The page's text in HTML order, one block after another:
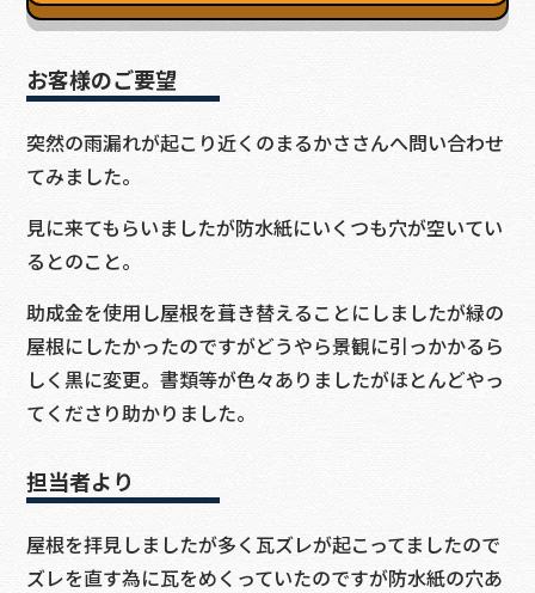
お客様のご要望
突然の雨漏れが起こり近くのまるかささんへ問い合わせ
てみました。
見に来てもらいましたが防水紙にいくつも穴が空いてい
るとのこと。
助成金を使用し屋根を葺き替えることにしましたが緑の
屋根にしたかったのですがどうやら景観に引っかかるら
しく黒に変更。書類等が色々ありましたがほとんどやっ
てくださり助かりました。
担当者より
屋根を拝見しましたが多く瓦ズレが起こってましたので
ズレを直す為に瓦をめくっていたのですが防水紙の穴あ